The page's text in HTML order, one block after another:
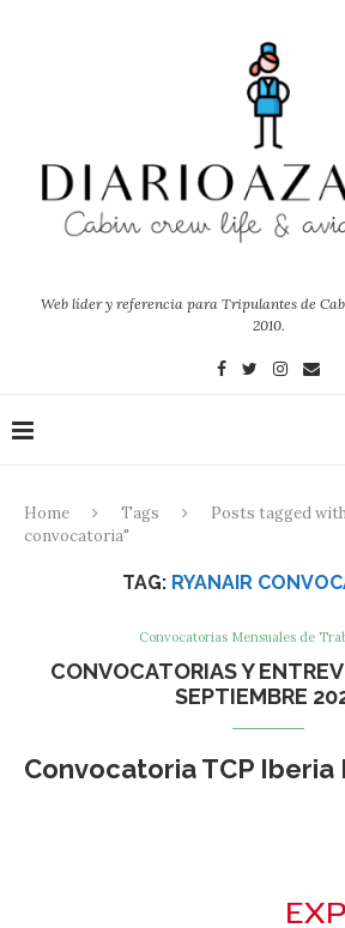
Web líder y referencia para Tripulantes de
2010.
Home Tags
Posts tagged
convocatoria"
TAG: RYANAIR
Convocatorias Mensuales de
CONVOCATORIAS Y
SEPTIEMBRE
Convocatoria TCP Iberia